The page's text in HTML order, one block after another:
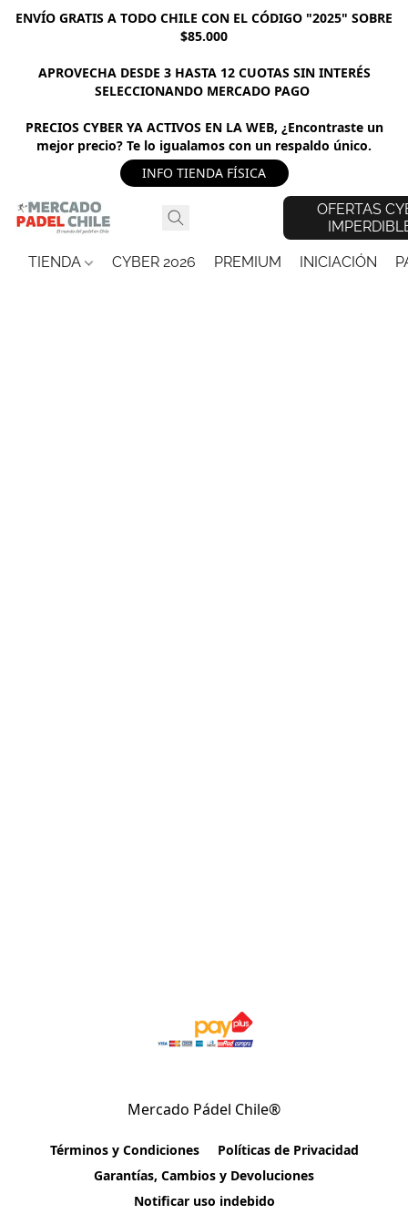
ENVÍO GRATIS A TODO CHILE CON EL CÓDIGO "2025" SOBRE
$85.000
APROVECHA DESDE 3 HASTA 12 CUOTAS SIN INTERÉS
SELECCIONANDO MERCADO PAGO
PRECIOS CYBER YA ACTIVOS EN LA WEB, ¿Encontraste un
mejor precio? Te lo igualamos con un respaldo único.
INFO TIENDA FÍSICA
OFERTAS
TIENDA CYBER 2026 PREMIUM INICIACIÓN
Mercado Pádel Chile®
Términos y Condiciones
Políticas de Privacidad
Garantías, Cambios y Devoluciones
Notificar uso indebido